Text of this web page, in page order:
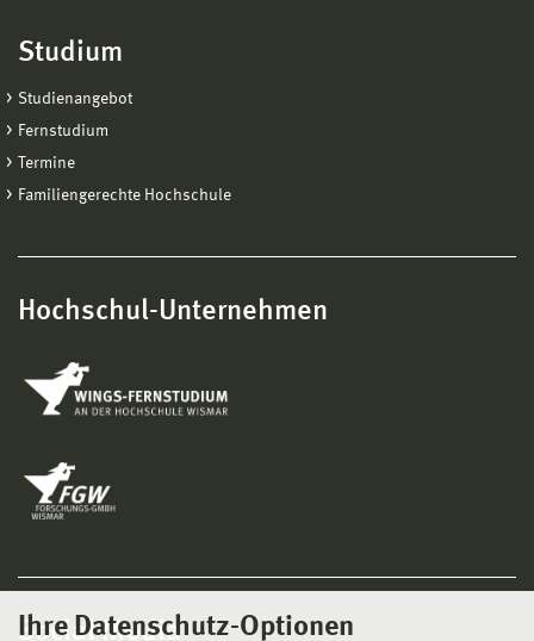
Ihre Datenschutz-Optionen
Studium
Studienangebot
Fernstudium
Termine
Familiengerechte Hochschule
Hochschul-Unternehmen
Social Media